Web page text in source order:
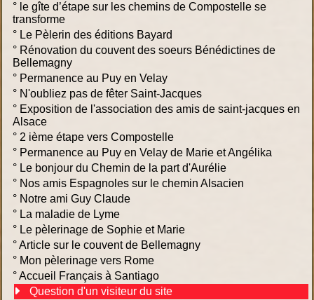
° le gîte d’étape sur les chemins de Compostelle se
transforme
° Le Pèlerin des éditions Bayard
° Rénovation du couvent des soeurs Bénédictines de
Bellemagny
° Permanence au Puy en Velay
° N'oubliez pas de fêter Saint-Jacques
° Exposition de l'association des amis de saint-jacques en
Alsace
° 2 ième étape vers Compostelle
° Permanence au Puy en Velay de Marie et Angélika
° Le bonjour du Chemin de la part d'Aurélie
° Nos amis Espagnoles sur le chemin Alsacien
° Notre ami Guy Claude
° La maladie de Lyme
° Le pèlerinage de Sophie et Marie
°Article sur le couvent de Bellemagny
° Mon pèlerinage vers Rome
°Accueil Français à Santiago
Question d'un visiteur du site